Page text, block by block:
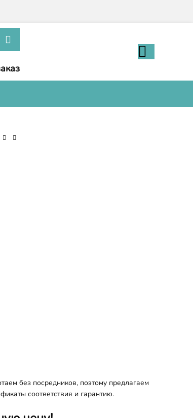
без посредников, поэтому предлагаем
соответствия и гарантию.